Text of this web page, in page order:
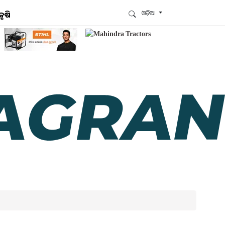
ଓଡ଼ିଆ
ଆମେ ହ୍ବାଟ୍ସଆପ୍‌ରେ ଅଛୁ ! ଆମ ହ୍ବାଟ୍ସଆପ ଗ୍ରୁପରେ
ଏବଂ ଆପଙ୍କୁ ଆବଶ୍ୟକ ହେଉଥିବା ସବୁ
ଗୁରୁତ୍ବପୂର୍ଣ୍ଣ ଅପଡେଟ୍‌ ପାଆନ୍ତୁ ପ୍ରତିଦିନ ।